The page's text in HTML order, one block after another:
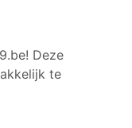
Deze
te